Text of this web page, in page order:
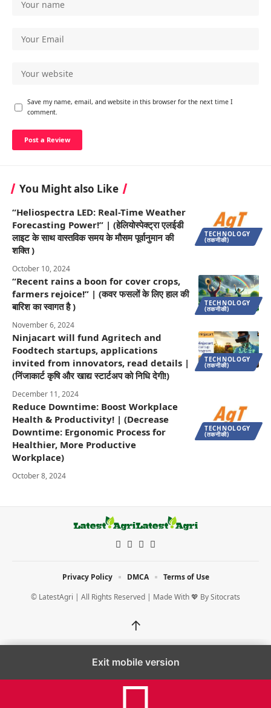
Save my name, email, and website in this browser for the next time I
comment.
You Might also Like
TECHNOLOGY
(तकनीकी)
“Heliospectra LED: Real-Time Weather
Forecasting Power!” | (हेलियोस्पेक्ट्रा एलईडी
लाइट के साथ वास्तविक समय के मौसम पूर्वानुमान की
शक्ति )
October 10, 2024
TECHNOLOGY
(तकनीकी)
“Recent rains a boon for cover crops,
farmers rejoice!” | (कवर फसलों के लिए हाल की
बारिश का स्वागत है )
November 6, 2024
TECHNOLOGY
(तकनीकी)
Ninjacart will fund Agritech and
Foodtech startups, applications
invited from innovators, read details |
(निंजाकार्ट कृषि और खाद्य स्टार्टअप को निधि देगी!)
December 11, 2024
TECHNOLOGY
(तकनीकी)
Reduce Downtime: Boost Workplace
Health & Productivity! | (Decrease
Downtime: Ergonomic Process for
Healthier, More Productive
Workplace)
October 8, 2024
© LatestAgri | All Rights Reserved | Made With 💖 BySitocrats
Privacy Policy DMCA Terms of Use
↑
Exit mobile version